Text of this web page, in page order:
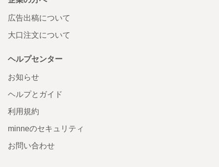
広告出稿について
大口注文について
ヘルプセンター
お知らせ
ヘルプとガイド
利用規約
minneのセキュリティ
お問い合わせ